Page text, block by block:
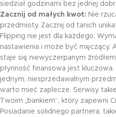
siedział godzinami bez jednej
Zacznij od małych kwot: Nie
przedmioty. Zacznij od tanich
Flipping nie jest dla każdego.
nastawienia i może być męczący.
staje się niewyczerpanym
płynność finansowa jest
jednym, niesprzedawalnym
warto mieć zaplecze. Serwisy
Twoim „bankiem”, który zapewni
Posiadanie solidnego partnera,